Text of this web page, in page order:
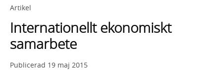
framträder
lista
med
sökförslag
Artikel
Internationellt ekonomiskt
samarbete
Publicerad 19 maj 2015